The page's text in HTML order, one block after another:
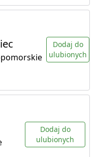
Dodaj do
ulubionych
Dodaj do
ulubionych